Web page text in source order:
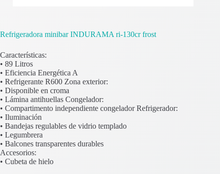
Refrigeradora minibar INDURAMA ri-130cr frost
Características:
• 89 Litros
• Eficiencia Energética A
• Refrigerante R600 Zona exterior:
• Disponible en croma
• Lámina antihuellas Congelador:
• Compartimento independiente congelador Refrigerador:
• Iluminación
• Bandejas regulables de vidrio templado
• Legumbrera
• Balcones transparentes durables
Accesorios:
• Cubeta de hielo